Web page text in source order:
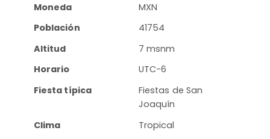
Moneda
MXN
Población
41754
Altitud
7 msnm
Horario
UTC-6
Fiesta típica
Fiestas de San
Joaquín
Clima
Tropical